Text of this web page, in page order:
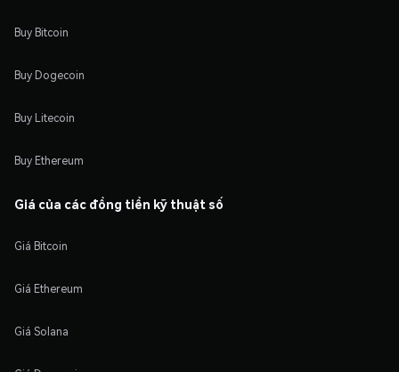
Buy Bitcoin
Buy Dogecoin
Buy Litecoin
Buy Ethereum
Giá của các đồng tiền kỹ thuật số
Giá Bitcoin
Giá Ethereum
Giá Solana